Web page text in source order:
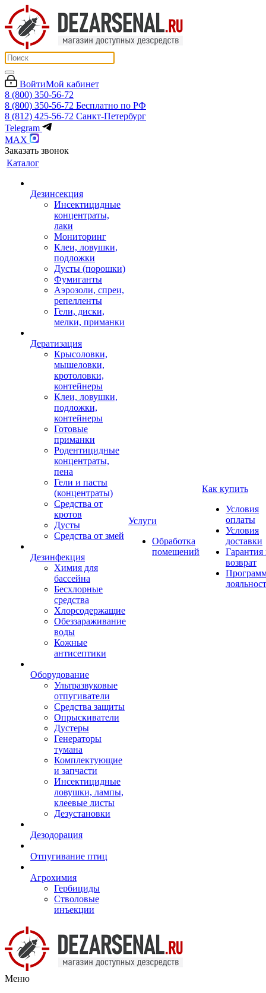
ВойтиМой кабинет
8 (800) 350-56-72
8 (800) 350-56-72 Бесплатно по РФ
8 (812) 425-56-72 Санкт-Петербург
Telegram
MAX
Заказать звонок
Каталог
Дезинсекция
Инсектицидные
концентраты,
лаки
Мониторинг
Клеи, ловушки,
подложки
Дусты (порошки)
Фумиганты
Аэрозоли, спреи,
репелленты
Гели, диски,
мелки, приманки
Дератизация
Крысоловки,
мышеловки,
кротоловки,
контейнеры
Клеи, ловушки,
подложки,
контейнеры
Готовые
приманки
Родентицидные
концентраты,
пена
Гели и пасты
(концентраты)
Средства от
кротов
Дусты
Средства от змей
Дезинфекция
Химия для
бассейна
Бесхлорные
средства
Хлорсодержащие
Обеззараживание
воды
Кожные
антисептики
Оборудование
Ультразвуковые
отпугиватели
Средства защиты
Опрыскиватели
Дустеры
Генераторы
тумана
Комплектующие
и запчасти
Инсектицидные
ловушки, лампы,
клеевые листы
Дезустановки
Дезодорация
Отпугивание птиц
Агрохимия
Гербициды
Стволовые
инъекции
Услуги
Обработка
помещений
Как купить
Условия
оплаты
Условия
доставки
Гарантия
возврат
Меню